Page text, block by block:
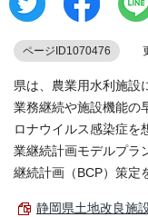
ページID1070476
県は、農業用水利施設
業務継続や施設機能の
ロナウイルス感染症を
業継続計画モデルプラ
継続計画（BCP）策定
静岡県土地改良施